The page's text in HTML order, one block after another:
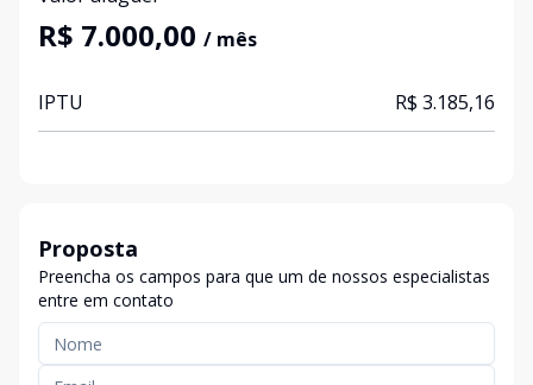
R$ 7.000,00 / mês
IPTU R$ 3.185,16
Proposta
Preencha os campos para que um de nossos especialistas
entre em contato